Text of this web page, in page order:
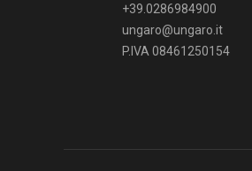
+39.0286984900
ungaro@ungaro.it
P.IVA 08461250154